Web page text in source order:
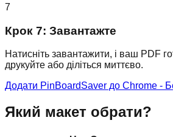
7
Крок 7: Завантажте
Натисніть завантажити, і ваш PDF
друкуйте або діліться миттєво.
Додати PinBoardSaver до Chrome -
Який макет обрати?